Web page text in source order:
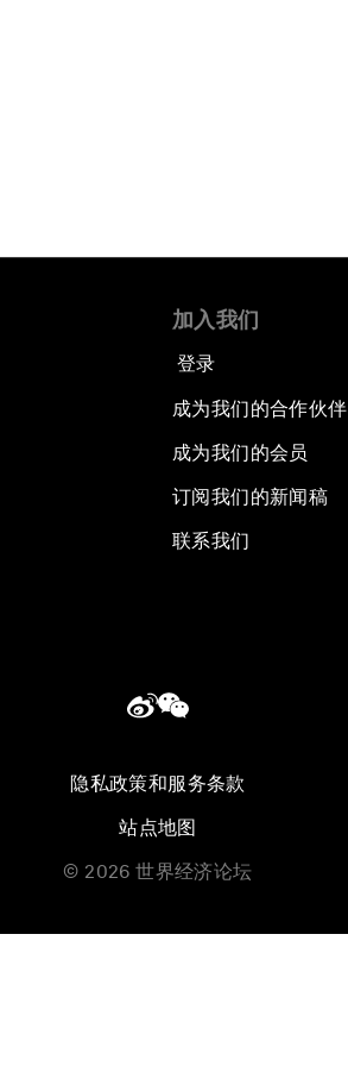
加入我们
登录
成为我们的合作伙伴
成为我们的会员
订阅我们的新闻稿
联系我们
隐私政策和服务条款
站点地图
© 2026 世界经济论坛